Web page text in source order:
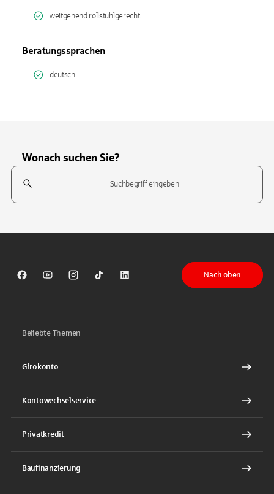
weitgehend rollstuhlgerecht
Beratungssprachen
deutsch
Wonach suchen Sie?
Suchfeld
Sparkasse auf Facebook
Sparkasse auf Youtube
Sparkasse auf Instagram
Sparkasse auf TikTok
Sparkasse auf LinkedIn
Nach oben
Beliebte Themen
Girokonto
Kontowechselservice
Privatkredit
Baufinanzierung